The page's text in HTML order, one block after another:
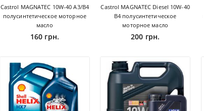
Castrol MAGNATEC 10W-40 A3/B4
полусинтетическое моторное
масло
160 грн.
Castrol MAGNATEC Diesel 10W-40
B4 полусинтетическое
моторное масло
200 грн.